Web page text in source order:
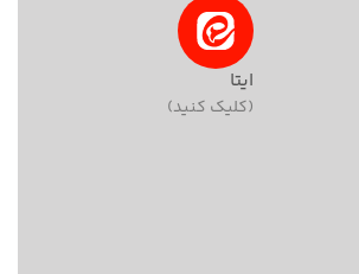
ایتا
(کلیک کنید)